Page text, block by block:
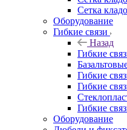
Сетка
Оборудование
Гибкие связи
Назад
Гибкие
Гибкие
Гибкие
Гибкие
Оборудование